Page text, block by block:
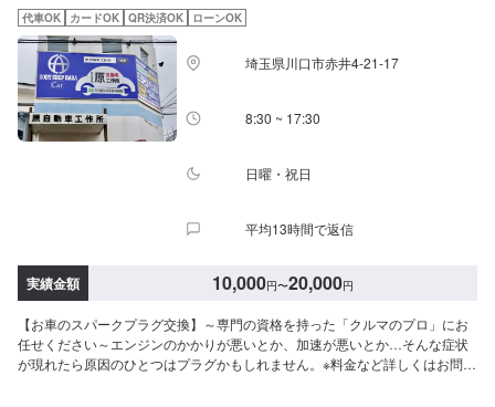
ちはクルマを所有する喜びや楽しみを感じていただけるように努めます。<料
金目安>技術料は2,200円～になります。【スパークプラグ交換】通常プラグ
572円/1本～・イリジウム1,980円/1本～となります。●タント･ワゴンR･Nシ
リーズ：5,500円〜●ヴィッツ・フィット・マーチ：6,600円〜●カローラ・レ
ガシーティーダ：7,700円〜●マークX・オデッセイ・ボクシー：8,800円〜●
アルファード・エルグランド：8,800円〜●ベンツA/B･BMW1･VWポロなど：
16,500円〜●ベンツC･BMW3･VWゴルフなど：18,150円〜●ベンツE･
21,450円〜●ベンツG･BMWX･VWトゥアレグなど：23,100円〜【プラグコー
BMW5/6･VWパサートなど：26,400円〜●ベンツS･BMW7･Audi7/8など：
ョンコイル交換】イグニッションコイル8,800円～になります。●国産車：
44,000円〜●ベンツA/B･BMW1･VWポロなど：46,200円〜●ベンツC･BMW3･
円〜●ベンツS･BMW7･Audi7/8など：60,060円〜●ベンツG･BMWX･VWトゥ
アレグなど：64,680円〜<パーツ持ち込み可能>パーツ持ち込みも可能です。
持ち込みの場合はオファーにて、部品の詳細や車種情報をお送りください。
代車OK カードOK QR決済OK ローンOK
埼玉県川口市赤井4-21-17
8:30 ~ 17:30
日曜・祝日
平均13時間で返信
実績金額 10,000円〜20,000円
【お車のスパークプラグ交換】～専門の資格を持った「クルマのプロ」にお
任せください～エンジンのかかりが悪いとか、加速が悪いとか…そんな症状
が現れたら原因のひとつはプラグかもしれません。※料金など詳しくはお問合